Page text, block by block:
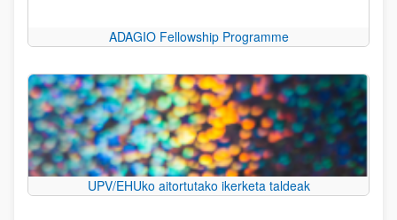
ADAGIO Fellowship Programme
UPV/EHUko aitortutako ikerketa taldeak